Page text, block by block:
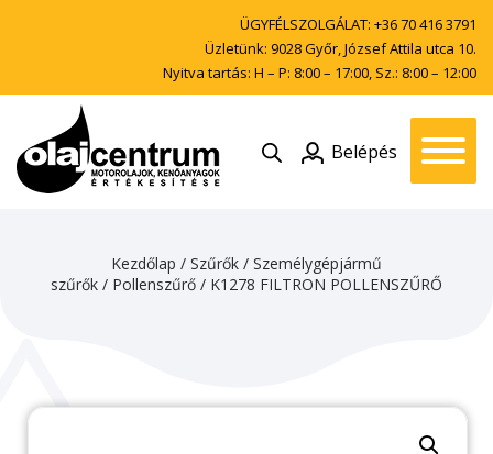
ÜGYFÉLSZOLGÁLAT: +36 70 416 3791
Üzletünk: 9028 Győr, József Attila utca 10.
Nyitva tartás: H – P: 8:00 – 17:00, Sz.: 8:00 – 12:00
Belépés
Kezdőlap / Szűrők / Személygépjármű
szűrők / Pollenszűrő / K1278 FILTRON POLLENSZŰRŐ